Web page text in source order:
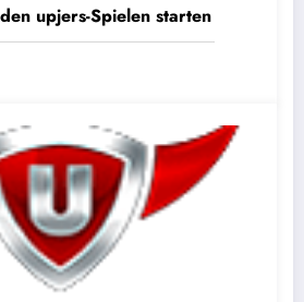
upjers-Spielen starten